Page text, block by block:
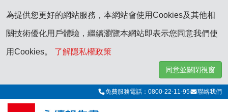
為提供您更好的網站服務，本網站會使用Cookies及其他相
關技術優化用戶體驗，繼續瀏覽本網站即表示您同意我們使
用Cookies。 了解隱私權政策
同意並關閉視窗
免費服務電話：0800-22-11-95 聯絡我們